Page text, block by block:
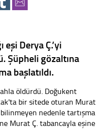
eşi Derya Ç.’yi
Şüpheli gözaltına
başlatıldı.
öldürdü. Doğukent
bir sitede oturan Murat
nedenle tartışma
Murat Ç. tabancayla eşine